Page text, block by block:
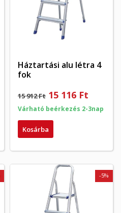
Háztartási alu létra 4
fok
15 912 Ft 15 116 Ft
Várható beérkezés 2-3nap
Kosárba
-5%